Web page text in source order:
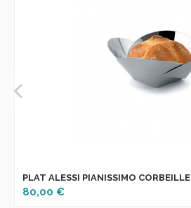
PLAT ALESSI PIANISSIMO CORBEILLE
80,00 €